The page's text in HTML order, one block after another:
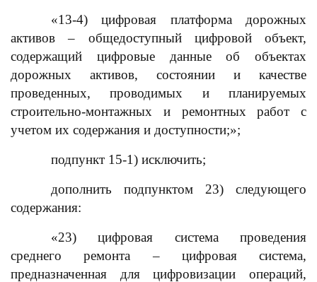
«13-4) цифровая платформа дорожных
активов – общедоступный цифровой объект,
содержащий цифровые данные об объектах
дорожных активов, состоянии и качестве
проведенных, проводимых и планируемых
строительно-монтажных и ремонтных работ с
учетом их содержания и доступности;»;
подпункт 15-1) исключить;
дополнить подпунктом 23) следующего
содержания:
«23) цифровая система проведения
среднего ремонта – цифровая система,
предназначенная для цифровизации операций,